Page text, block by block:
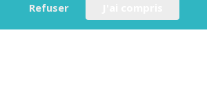
Nos experts vous présentent la solution
territoire et vos besoins.
Refuser